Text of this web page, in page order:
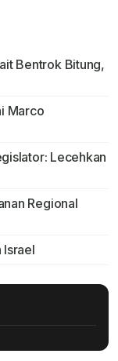
Bentrok Bitung,
Marco
Lecehkan
Regional
Israel